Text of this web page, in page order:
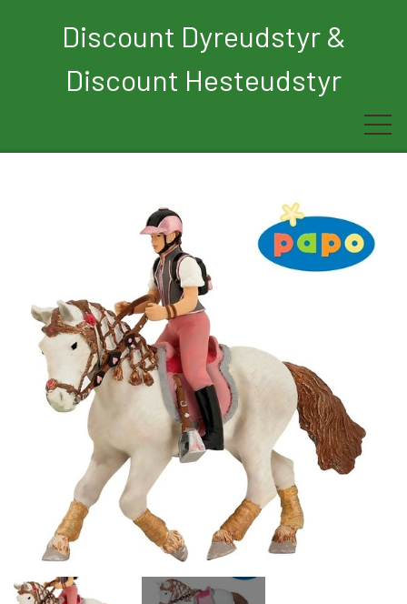
Discount Dyreudstyr &
Discount Hesteudstyr
Forside
Rytter
Hest
Børn
Hund
Kat
Gavekort
Retur